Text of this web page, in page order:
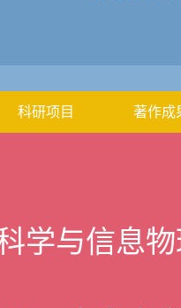
科研项目 著作成
学与信息